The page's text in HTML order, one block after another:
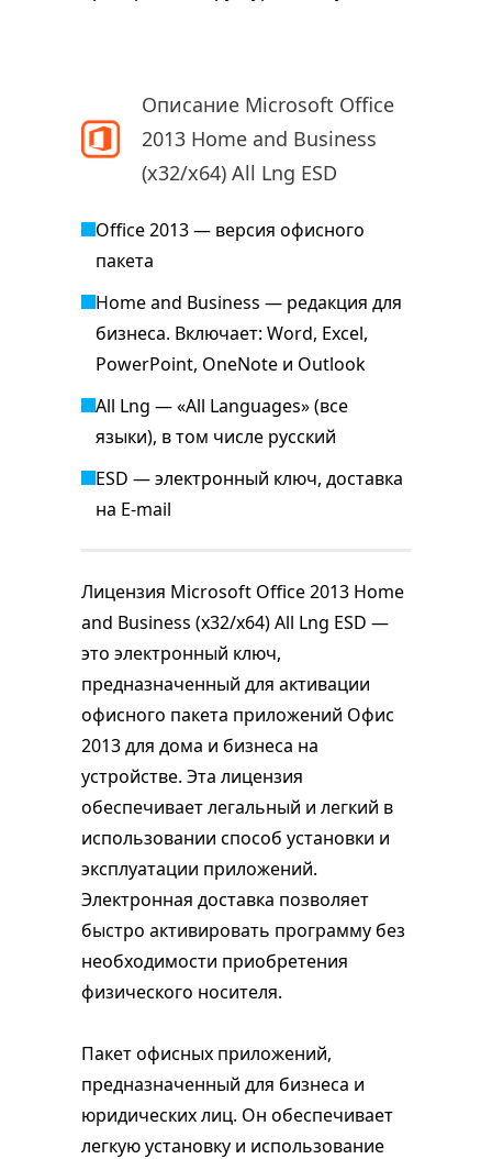
Описание Microsoft Office
2013 Home and Business
(x32/x64) All Lng ESD
Office 2013 — версия офисного
пакета
Home and Business — редакция для
бизнеса. Включает: Word, Excel,
PowerPoint, OneNote и Outlook
All Lng — «All Languages» (все
языки), в том числе русский
ESD — электронный ключ, доставка
на E-mail
Лицензия Microsoft Office 2013 Home
and Business (x32/x64) All Lng ESD —
это электронный ключ,
предназначенный для активации
офисного пакета приложений Офис
2013 для дома и бизнеса на
устройстве. Эта лицензия
обеспечивает легальный и легкий в
использовании способ установки и
эксплуатации приложений.
Электронная доставка позволяет
быстро активировать программу без
необходимости приобретения
физического носителя.
Пакет офисных приложений,
предназначенный для бизнеса и
юридических лиц. Он обеспечивает
легкую установку и использование